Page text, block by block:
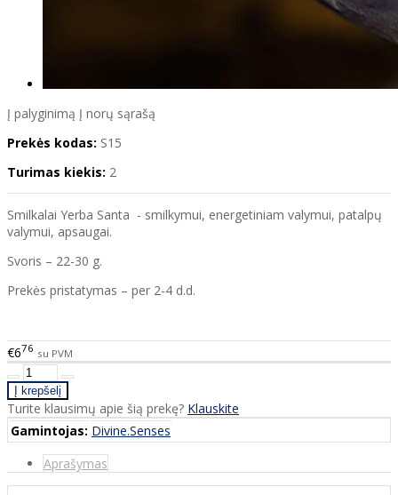
Į palyginimą Į norų sąrašą
Prekės kodas: S15
Turimas kiekis: 2
Smilkalai Yerba Santa - smilkymui, energetiniam valymui, patalpų
valymui, apsaugai.
Svoris – 22-30 g.
Prekės pristatymas – per 2-4 d.d.
€676 su PVM
Turite klausimų apie šią prekę? Klauskite
Gamintojas: Divine.Senses
Aprašymas